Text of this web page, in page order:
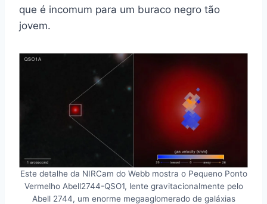
que é incomum para um buraco negro tão
jovem.
Este detalhe da NIRCam do Webb mostra o Pequeno Ponto
Vermelho Abell2744-QSO1, lente gravitacionalmente pelo
Abell 2744, um enorme megaaglomerado de galáxias